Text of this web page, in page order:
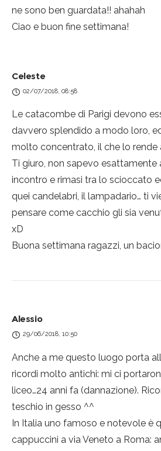
ne sono ben guardata!! ahahah
Ciao e buon fine settimana!
Celeste
02/07/2018, 08:58
Le catacombe di Parigi devono
davvero splendido a modo loro,
molto concentrato, il che lo rende
Ti giuro, non sapevo esattamente
incontro e rimasi tra lo scioccato
quei candelabri, il lampadario… ti
pensare come cacchio gli sia
xD
Buona settimana ragazzi, un
Alessio
29/06/2018, 10:50
Anche a me questo luogo porta
ricordi molto antichi: mi ci
liceo…24 anni fa (dannazione).
teschio in gesso ^^
In Italia uno famoso e notevole è
cappuccini a via Veneto a Roma: